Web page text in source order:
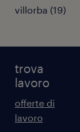
villorba (19)
trova
lavoro
offerte di
lavoro